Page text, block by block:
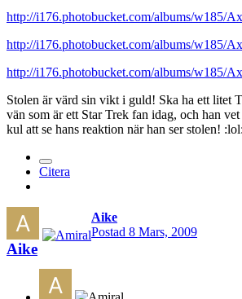
http://i176.photobucket.com/albums/w185/
http://i176.photobucket.com/albums/w185/
http://i176.photobucket.com/albums/w185/
Stolen är värd sin vikt i guld! Ska ha ett litet
vän som är ett Star Trek fan idag, och han
kul att se hans reaktion när han ser stolen! :lol:
Citera
Aike
Postad 8 Mars, 2009
Aike